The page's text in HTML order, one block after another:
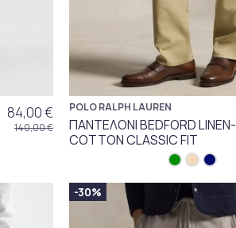
84,00 €
140,00 €
POLO RALPH LAUREN
ΠΑΝΤΕΛΟΝΙ BEDFORD LINEN-
COTTON CLASSIC FIT
-30%